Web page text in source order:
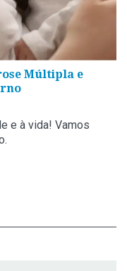
Múltipla e
e à vida! Vamos